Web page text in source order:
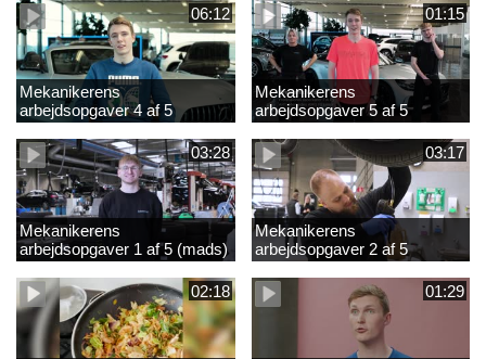
06:12
Mekanikerens
arbejdsopgaver 4 af 5
(Frederik Vesti)
01:15
Mekanikerens
arbejdsopgaver 5 af 5
(Frederik Vesti)
03:28
Mekanikerens
arbejdsopgaver 1 af 5 (mads)
03:17
Mekanikerens
arbejdsopgaver 2 af 5
(magnus)
02:18
01:29